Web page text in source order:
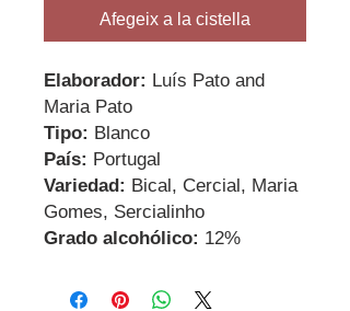
Afegeix a la cistella
Elaborador: Luís Pato and
Maria Pato
Tipo: Blanco
País: Portugal
Variedad: Bical, Cercial, Maria
Gomes, Sercialinho
Grado alcohólico: 12%